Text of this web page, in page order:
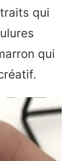
qui
qui